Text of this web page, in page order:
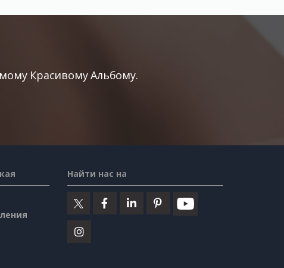
Красивому Альбому.
Найти нас на